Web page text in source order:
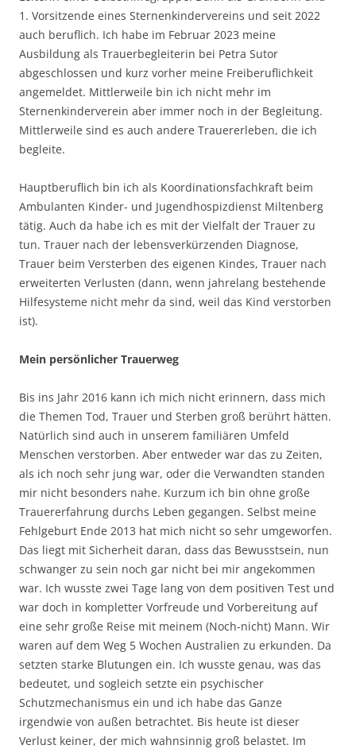
1. Vorsitzende eines Sternenkindervereins und seit 2022
auch beruflich. Ich habe im Februar 2023 meine
Ausbildung als Trauerbegleiterin bei Petra Sutor
abgeschlossen und kurz vorher meine Freiberuflichkeit
angemeldet. Mittlerweile bin ich nicht mehr im
Sternenkinderverein aber immer noch in der Begleitung.
Mittlerweile sind es auch andere Trauererleben, die ich
begleite.
Hauptberuflich bin ich als Koordinationsfachkraft beim
Ambulanten Kinder- und Jugendhospizdienst Miltenberg
tätig. Auch da habe ich es mit der Vielfalt der Trauer zu
tun. Trauer nach der lebensverkürzenden Diagnose,
Trauer beim Versterben des eigenen Kindes, Trauer nach
erweiterten Verlusten (dann, wenn jahrelang bestehende
Hilfesysteme nicht mehr da sind, weil das Kind verstorben
ist).
Mein persönlicher Trauerweg
Bis ins Jahr 2016 kann ich mich nicht erinnern, dass mich
die Themen Tod, Trauer und Sterben groß berührt hätten.
Natürlich sind auch in unserem familiären Umfeld
Menschen verstorben. Aber entweder war das zu Zeiten,
als ich noch sehr jung war, oder die Verwandten standen
mir nicht besonders nahe. Kurzum ich bin ohne große
Trauererfahrung durchs Leben gegangen. Selbst meine
Fehlgeburt Ende 2013 hat mich nicht so sehr umgeworfen.
Das liegt mit Sicherheit daran, dass das Bewusstsein, nun
schwanger zu sein noch gar nicht bei mir angekommen
war. Ich wusste zwei Tage lang von dem positiven Test und
war doch in kompletter Vorfreude und Vorbereitung auf
eine sehr große Reise mit meinem (Noch-nicht) Mann. Wir
waren auf dem Weg 5 Wochen Australien zu erkunden. Da
setzten starke Blutungen ein. Ich wusste genau, was das
bedeutet, und sogleich setzte ein psychischer
Schutzmechanismus ein und ich habe das Ganze
irgendwie von außen betrachtet. Bis heute ist dieser
Verlust keiner, der mich wahnsinnig groß belastet. Im